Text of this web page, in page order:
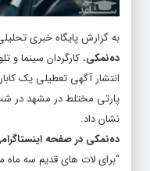
به گزارش پایگاه خبری
ده‌نمکی، کارگردان سینما و
انتشار آگهی تعطیلی یک
پارتی مختلط در مشهد در
نشان داد.
ده‌نمکی در صفحه
“برای لات های قدیم سه